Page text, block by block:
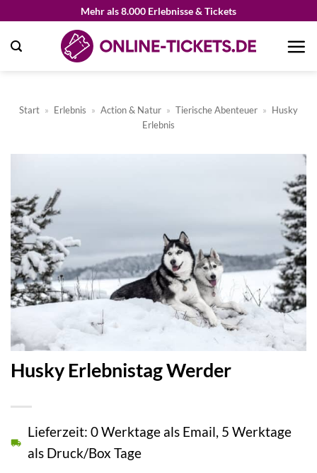
springen
Mehr als 8.000 Erlebnisse & Tickets
Start » Erlebnis » Action & Natur » Tierische Abenteuer » Husky
Erlebnis
Husky Erlebnistag Werder
Lieferzeit: 0 Werktage als Email, 5 Werktage
als Druck/Box Tage